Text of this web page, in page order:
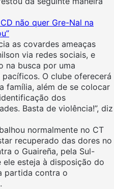
não quer Gre-Nal na
as covardes ameaças
via redes sociais, e
na busca por uma
O clube oferecerá
família, além de se colocar
dos
Basta de violência!”, diz
normalmente no CT
recuperado das dores no
o Guaireña, pela Sul-
ele esteja à disposição do
partida contra o